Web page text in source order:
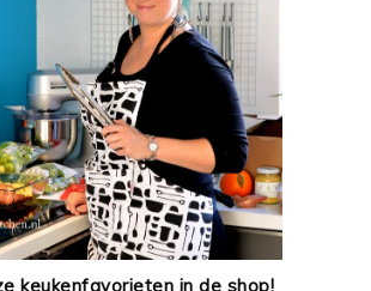
keukenfavorieten in de shop!